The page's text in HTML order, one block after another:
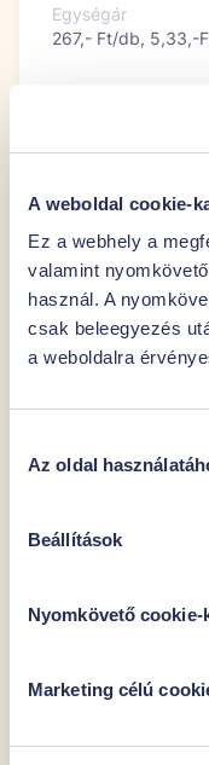
A weboldal cookie-
Ez a webhely a
valamint
használ. A
csak beleegyezés
a weboldalra
kiválasztása
Az oldal
Beállítások
Nyomkövető cookie-
Marketing célú
Egységár
267,- Ft/db, 5,33,-
Csokko